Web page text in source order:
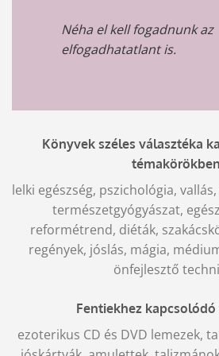
Néha el kell fogadnunk az
elfogadhatatlant is.
Könyvek széles választéka
lelki egészség, pszichológia,
természetgyógyászat,
reformétrend, diéták,
regények, jóslás, mágia,
önfejlesztő
Fentiekhez
ezoterikus CD és DVD lemezek,